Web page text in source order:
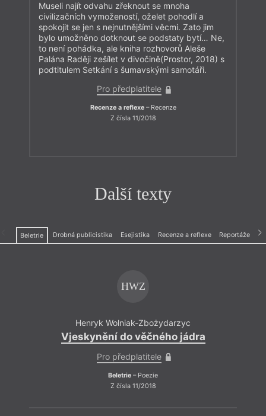
Museli najít odvahu zřeknout se mnoha
civilizačních vymožeností, oželet pohodlí a
spokojit se jen s nejnutnějšími věcmi. Zato jim
bylo umožněno dotknout se podstaty bytí… Ne,
to není pohádka, ale kniha rozhovorů Aleše
Palána Raději zešílet v divočině(Prostor, 2018) s
podtitulem Setkání s šumavskými samotáři.
Pro předplatitele
Recenze a reflexe– Recenze
Z čísla 11/2018
Další texty
Beletrie Drobná publicistika Esejistika Recenze a reflexe Reportáže
HWZ
Henryk Wolniak-Zbożydarzyc
Vjeskynění do věčného jádra
Pro předplatitele
Beletrie – Poezie
Z čísla 11/2018